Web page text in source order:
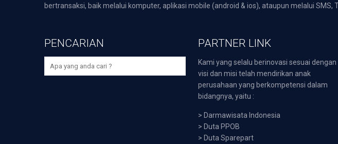
bertransaksi, baik melalui komputer, aplikasi mobile (android & ios), ataupun melalui SMS,
PENCARIAN PARTNER LINK
Kami yang selalu berinovasi sesuai dengan
visi dan misi telah mendirikan anak
perusahaan yang berkompetensi dalam
bidangnya, yaitu :
> Darmawisata Indonesia
> Duta PPOB
> Duta Sparepart